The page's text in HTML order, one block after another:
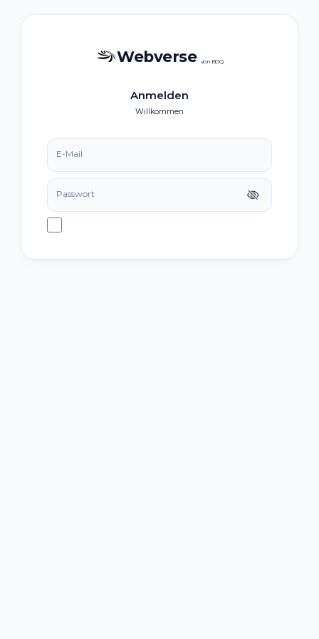
Webverse von BOQ
Anmelden
Willkommen
E-Mail
Passwort